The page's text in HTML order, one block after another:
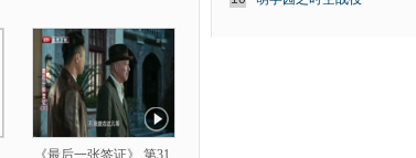
《最后一张签证》 第31